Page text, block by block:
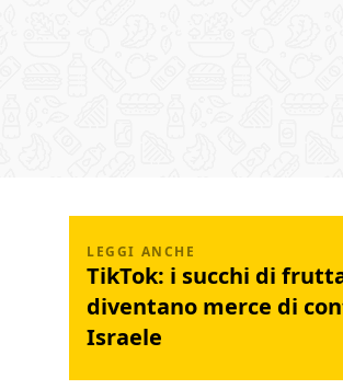
TikTok: i succhi di
diventano merce di
Israele